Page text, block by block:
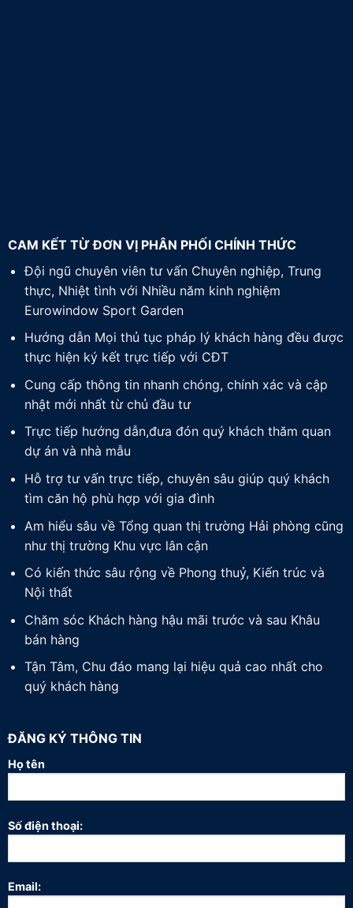
CAM KẾT TỪ ĐƠN VỊ PHÂN PHỐI CHÍNH THỨC
Đội ngũ chuyên viên tư vấn Chuyên nghiệp, Trung
thực, Nhiệt tình với Nhiều năm kinh nghiệm
Eurowindow Sport Garden
Hướng dẫn Mọi thủ tục pháp lý khách hàng đều được
thực hiện ký kết trực tiếp với CĐT
Cung cấp thông tin nhanh chóng, chính xác và cập
nhật mới nhất từ chủ đầu tư
Trực tiếp hướng dẫn,đưa đón quý khách thăm quan
dự án và nhà mẫu
Hỗ trợ tư vấn trực tiếp, chuyên sâu giúp quý khách
tìm căn hộ phù hợp với gia đình
Am hiểu sâu về Tổng quan thị trường Hải phòng cũng
như thị trường Khu vực lân cận
Có kiến thức sâu rộng về Phong thuỷ, Kiến trúc và
Nội thất
Chăm sóc Khách hàng hậu mãi trước và sau Khâu
bán hàng
Tận Tâm, Chu đáo mang lại hiệu quả cao nhất cho
quý khách hàng
ĐĂNG KÝ THÔNG TIN
Họ tên
Số điện thoại:
Email: